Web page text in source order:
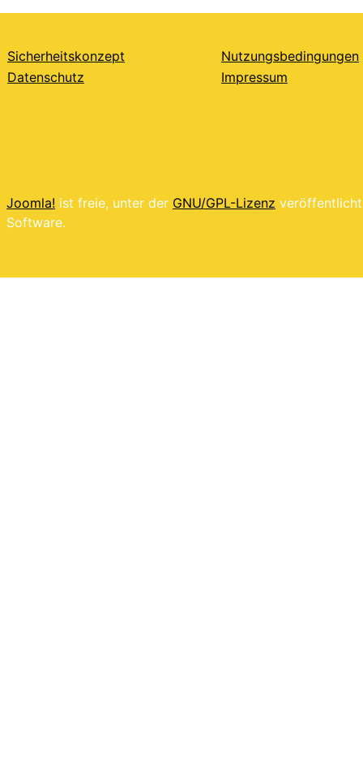
Sicherheitskonzept
Nutzungsbedingungen
Datenschutz
Impressum
Joomla! ist freie, unter der GNU/GPL-Lizenz
Software.